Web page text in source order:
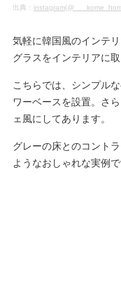
出典：
気軽に韓国風のインテ
グラスをインテリアに
こちらでは、シンプル
ワーベースを設置。さ
ェ風にしてあります。
グレーの床とのコント
ようなおしゃれな実例で